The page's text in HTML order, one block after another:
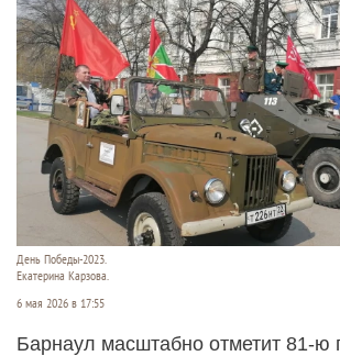
День Победы-2023.
Екатерина Карзова.
6 мая 2026 в 17:55
Барнаул масштабно отметит 81-ю